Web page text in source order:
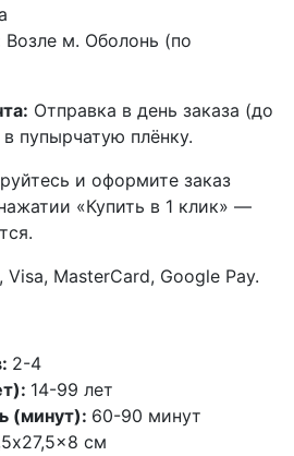
Возле м. Оболонь (по
Отправка в день заказа (до
пупырчатую плёнку.
и оформите заказ
«Купить в 1 клик» —
MasterCard, Google Pay.
2-4
14-99 лет
(минут): 60-90 минут
см